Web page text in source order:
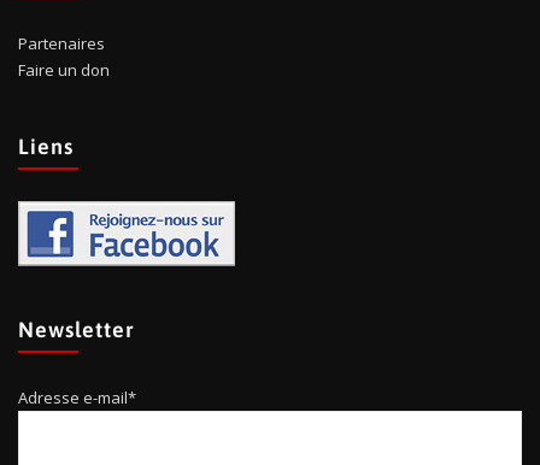
Partenaires
Faire un don
Liens
Newsletter
Adresse e-mail*